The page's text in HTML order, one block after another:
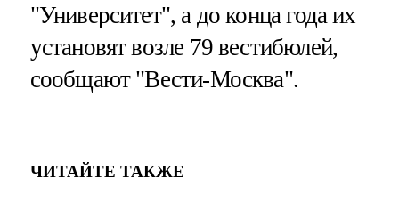
"Университет", а до конца года их
установят возле 79 вестибюлей,
сообщают "Вести-Москва".
ЧИТАЙТЕ ТАКЖЕ